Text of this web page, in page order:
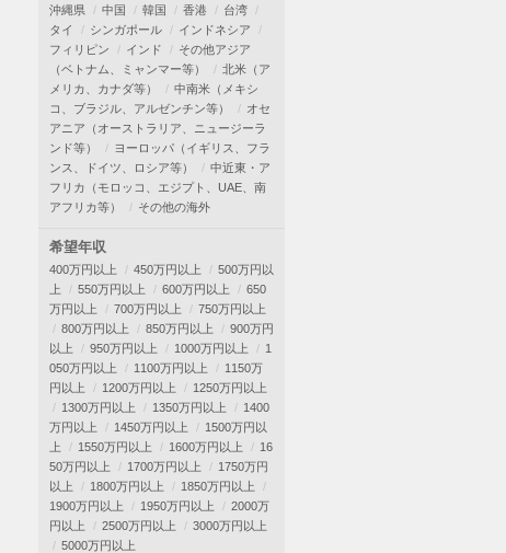
沖縄県
中国 韓国 香港
台湾
タイ
シンガポール
インドネシア
フィリピン
インド
その他アジア
（ベトナム、ミャンマー等）
北米（ア
メリカ、カナダ等）
中南米（メキシ
コ、ブラジル、アルゼンチン等）
オセ
アニア（オーストラリア、ニュージーラ
ンド等）
ヨーロッパ（イギリス、フラ
ンス、ドイツ、ロシア等）
中近東・ア
フリカ（モロッコ、エジプト、UAE、南
アフリカ等）
その他の海外
希望年収
400万円以上 450万円以上
500万円以
上
550万円以上 600万円以上
650
万円以上
700万円以上
750万円以上
800万円以上
850万円以上
900万円
以上
950万円以上 1000万円以上
1
050万円以上
1100万円以上
1150万
円以上
1200万円以上
1250万円以上
1300万円以上
1350万円以上
1400
万円以上
1450万円以上
1500万円以
上
1550万円以上 1600万円以上
16
50万円以上
1700万円以上
1750万円
以上
1800万円以上
1850万円以上
1900万円以上
1950万円以上
2000万
円以上
2500万円以上
3000万円以上
5000万円以上